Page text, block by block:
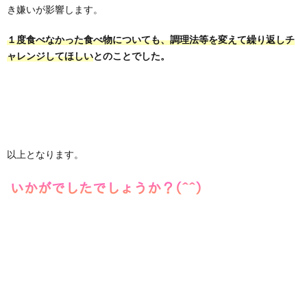
き嫌いが影響します。
１度食べなかった食べ物についても、調理法等を変えて繰り返しチ
ャレンジしてほしいとのことでした。
以上となります。